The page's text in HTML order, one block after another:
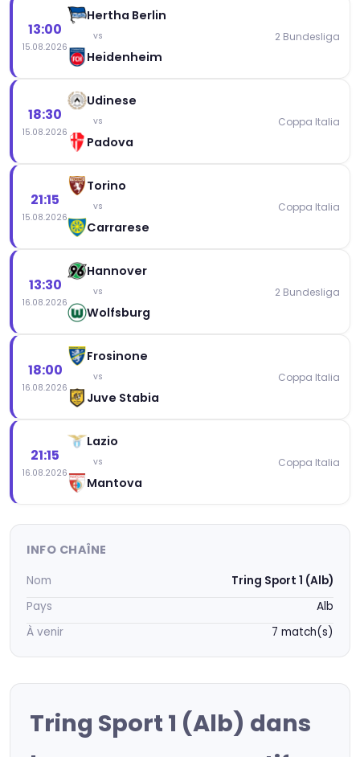
13:00
15.08.2026
Hertha Berlin
vs
Heidenheim
2 Bundesliga
18:30
15.08.2026
Udinese
vs
Padova
Coppa Italia
21:15
15.08.2026
Torino
vs
Carrarese
Coppa Italia
13:30
16.08.2026
Hannover
vs
Wolfsburg
2 Bundesliga
18:00
16.08.2026
Frosinone
vs
Juve Stabia
Coppa Italia
21:15
16.08.2026
Lazio
vs
Mantova
Coppa Italia
INFO CHAÎNE
Nom
Tring Sport 1 (Alb)
Pays
Alb
À venir
7 match(s)
Tring Sport 1 (Alb) dans